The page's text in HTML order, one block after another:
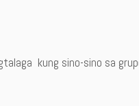
kung sino-sino sa